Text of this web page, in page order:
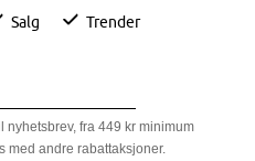
Salg Trender
fra 449 kr minimum
med andre rabattaksjoner.